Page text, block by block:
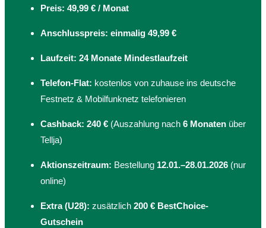
Preis: 49,99 € / Monat
Anschlusspreis: einmalig 49,99 €
Laufzeit: 24 Monate Mindestlaufzeit
Telefon-Flat: kostenlos von zuhause ins deutsche
Festnetz & Mobilfunknetz telefonieren
Cashback: 240 € (Auszahlung nach 6 Monaten über
Tellja)
Aktionszeitraum: Bestellung 12.01.–28.01.2026 (nur
online)
Extra (U28): zusätzlich 200 € BestChoice-
Gutschein